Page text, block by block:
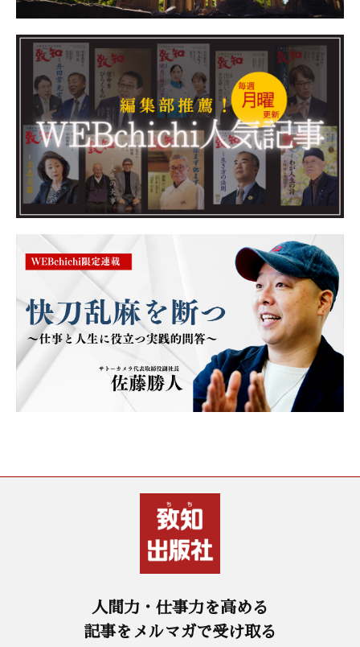
人間力・仕事力を高める
記事をメルマガで受け取る